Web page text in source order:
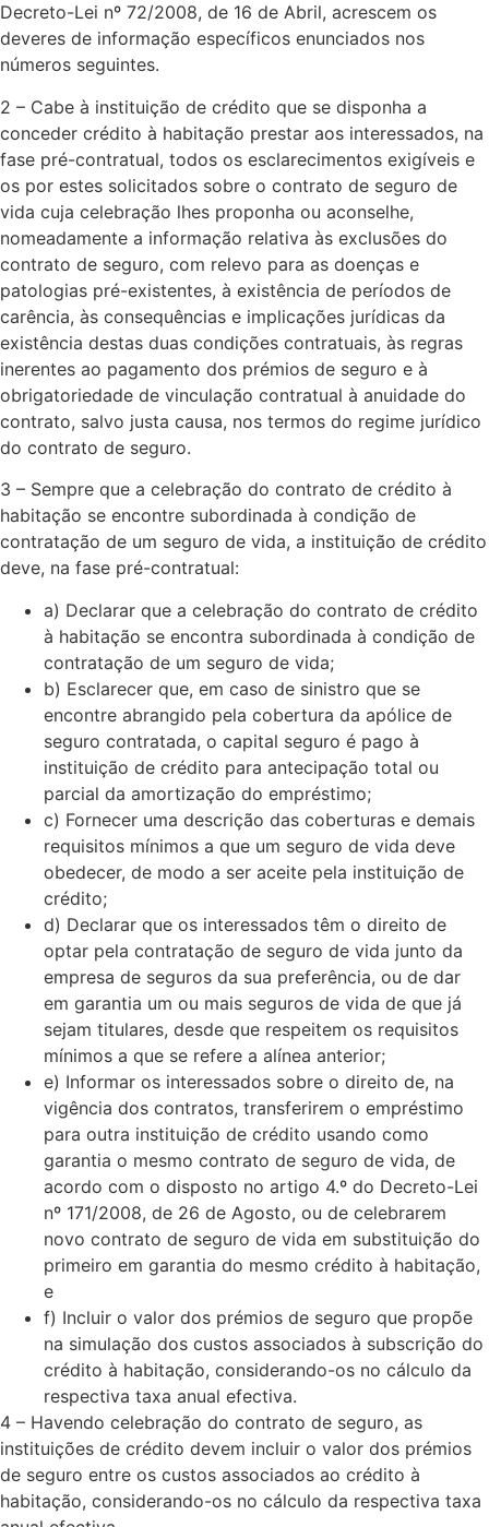
Decreto-Lei nº 72/2008, de 16 de Abril, acrescem os
deveres de informação específicos enunciados nos
números seguintes.​
2 – Cabe à instituição de crédito que se disponha a
conceder crédito à habitação prestar aos interessados, na
fase pré-contratual, todos os esclarecimentos exigíveis e
os por estes solicitados sobre o contrato de seguro de
vida cuja celebração lhes proponha ou aconselhe,
nomeadamente a informação relativa às exclusões do
contrato de seguro, com relevo para as doenças e
patologias pré-existentes, à existência de períodos de
carência, às consequências e implicações jurídicas da
existência destas duas condições contratuais, às regras
inerentes ao pagamento dos prémios de seguro e à
obrigatoriedade de vinculação contratual à anuidade do
contrato, salvo justa causa, nos termos do regime jurídico
do contrato de seguro.​
3 – Sempre que a celebração do contrato de crédito à
habitação se encontre subordinada à condição de
contratação de um seguro de vida, a instituição de crédito
deve, na fase pré-contratual:
a) Declarar que a celebração do contrato de crédito
à habitação se encontra subordinada à condição de
contratação de um seguro de vida;
b) Esclarecer que, em caso de sinistro que se
encontre abrangido pela cobertura da apólice de
seguro contratada, o capital seguro é pago à
instituição de crédito para antecipação total ou
parcial da amortização do empréstimo;
c) Fornecer uma descrição das coberturas e demais
requisitos mínimos a que um seguro de vida deve
obedecer, de modo a ser aceite pela instituição de
crédito;
d) Declarar que os interessados têm o direito de
optar pela contratação de seguro de vida junto da
empresa de seguros da sua preferência, ou de dar
em garantia um ou mais seguros de vida de que já
sejam titulares, desde que respeitem os requisitos
mínimos a que se refere a alínea anterior;
e) Informar os interessados sobre o direito de, na
vigência dos contratos, transferirem o empréstimo
para outra instituição de crédito usando como
garantia o mesmo contrato de seguro de vida, de
acordo com o disposto no artigo 4.º do Decreto-Lei
nº 171/2008, de 26 de Agosto, ou de celebrarem
novo contrato de seguro de vida em substituição do
primeiro em garantia do mesmo crédito à habitação,
e
f) Incluir o valor dos prémios de seguro que propõe
na simulação dos custos associados à subscrição do
crédito à habitação, considerando-os no cálculo da
respectiva taxa anual efectiva.
4 – Havendo celebração do contrato de seguro, as
instituições de crédito devem incluir o valor dos prémios
de seguro entre os custos associados ao crédito à
habitação, considerando-os no cálculo da respectiva taxa